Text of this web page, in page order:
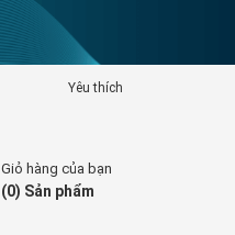
Yêu thích
Giỏ hàng của bạn
(0) Sản phẩm